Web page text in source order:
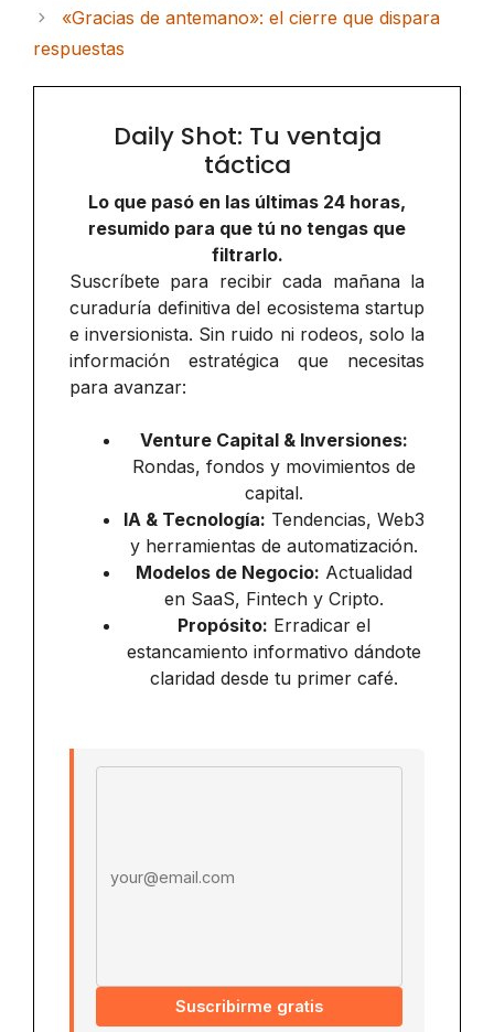
«Gracias de antemano»: el cierre que dispara
respuestas
Daily Shot: Tu ventaja
táctica
Lo que pasó en las últimas 24 horas,
resumido para que tú no tengas que
filtrarlo.
Suscríbete para recibir cada mañana la
curaduría definitiva del ecosistema startup
e inversionista. Sin ruido ni rodeos, solo la
información estratégica que necesitas
para avanzar:
Venture Capital & Inversiones:
Rondas, fondos y movimientos de
capital.
IA & Tecnología: Tendencias, Web3
y herramientas de automatización.
Modelos de Negocio: Actualidad
en SaaS, Fintech y Cripto.
Propósito: Erradicar el
estancamiento informativo dándote
claridad desde tu primer café.
Suscribirme gratis